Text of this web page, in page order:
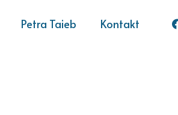
Petra Taieb Kontakt